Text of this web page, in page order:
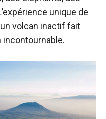
unique de
volcan inactif fait
incontournable.